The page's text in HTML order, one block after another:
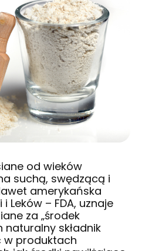
od wieków
suchą, swędzącą i
amerykańska
Leków – FDA, uznaje
za „środek
naturalny składnik
w produktach